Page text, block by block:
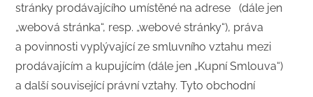
stránky prodávajícího umístěné na adrese (dále jen
„webová stránka“, resp. „webové stránky“), práva
a povinnosti vyplývající ze smluvního vztahu mezi
prodávajícím a kupujícím (dále jen „Kupní Smlouva“)
a další související právní vztahy. Tyto obchodní